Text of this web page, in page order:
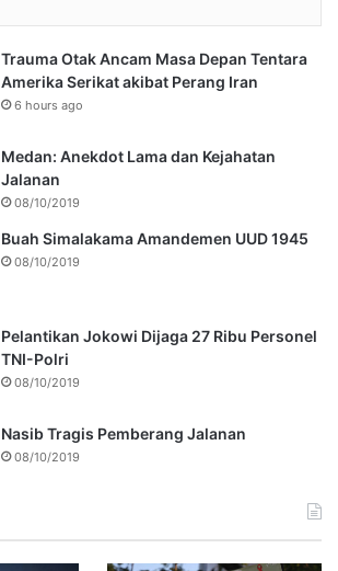
Trauma Otak Ancam Masa Depan Tentara
Amerika Serikat akibat Perang Iran
6 hours ago
Medan: Anekdot Lama dan Kejahatan
Jalanan
08/10/2019
Buah Simalakama Amandemen UUD 1945
08/10/2019
Pelantikan Jokowi Dijaga 27 Ribu Personel
TNI-Polri
08/10/2019
Nasib Tragis Pemberang Jalanan
08/10/2019